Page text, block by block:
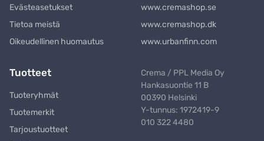
Evästeasetukset
Tietoa meistä
Oikeudellinen huomautus
www.cremashop.se
www.cremashop.dk
www.urbanfinn.com
Tuotteet
Tuoteryhmät
Tuotemerkit
Tarjoustuotteet
Crema / PPL Media Oy
Hankasuontie 11 B
00390 Helsinki
Y-tunnus: 1972419-9
010 322 4480